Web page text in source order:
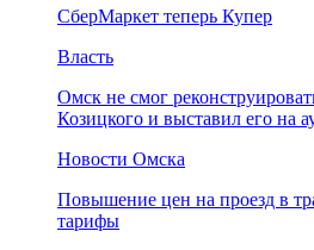
СберМаркет теперь Купер
Власть
Омск не смог
Козицкого и выставил его на
Новости Омска
Повышение цен на проезд в
тарифы